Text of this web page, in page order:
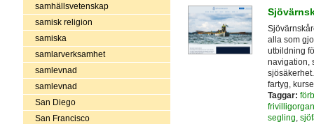
samhällsvetenskap
samisk religion
samiska
samlarverksamhet
samlevnad
samlevnad
San Diego
San Francisco
alla som
utbildning
navigation,
fartyg,
Taggar:
segling,